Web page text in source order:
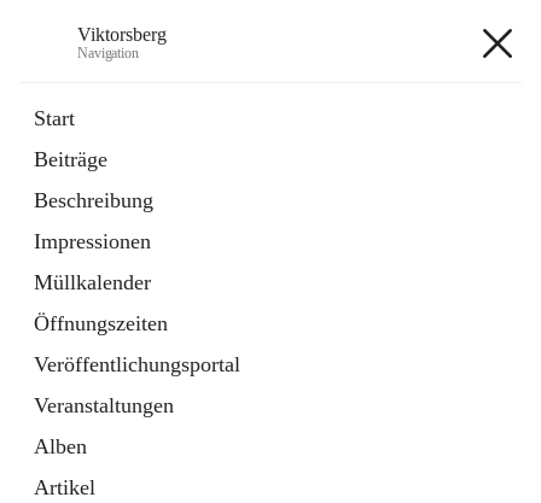
Viktorsberg
Navigation
Start
Beiträge
Beschreibung
Impressionen
Müllkalender
Öffnungszeiten
Veröffentlichungsportal
Veranstaltungen
Alben
Artikel
1 Schnellzugriff
Bürgerservice
10 Schnellzugriffe